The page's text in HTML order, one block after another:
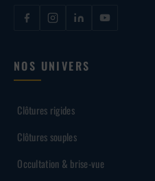
NOS UNIVERS
Clôtures rigides
Clôtures souples
Occultation & brise-vue